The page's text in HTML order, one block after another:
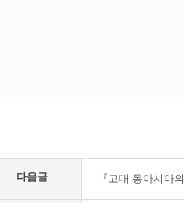
다음글 『고대 동아시아